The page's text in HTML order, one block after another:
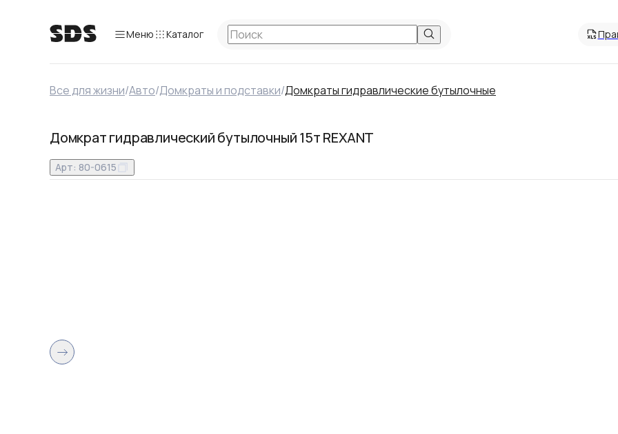
Меню Каталог
Все для жизни/Авто/Домкраты и подставки/Домкраты гидравлические бутылочные
Домкрат гидравлический бутылочный 15т REXANT
Арт: 80-0615